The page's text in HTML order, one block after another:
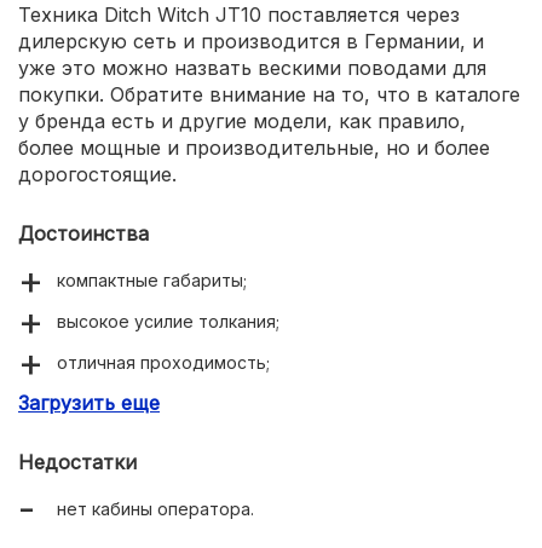
Техника Ditch Witch JT10 поставляется через
дилерскую сеть и производится в Германии, и
уже это можно назвать вескими поводами для
покупки. Обратите внимание на то, что в каталоге
у бренда есть и другие модели, как правило,
более мощные и производительные, но и более
дорогостоящие.
Достоинства
компактные габариты;
высокое усилие толкания;
отличная проходимость;
немецкое качество сборки.
Загрузить еще
Недостатки
нет кабины оператора.